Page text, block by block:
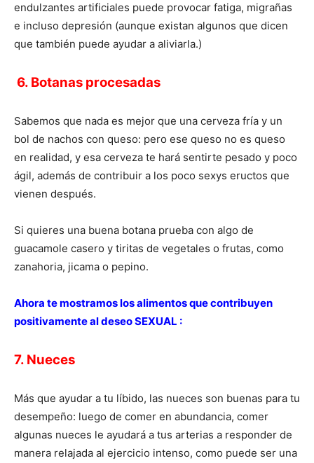
endulzantes artificiales puede provocar fatiga, migrañas
e incluso depresión (aunque existan algunos que dicen
que también puede ayudar a aliviarla.)
6. Botanas procesadas
Sabemos que nada es mejor que una cerveza fría y un
bol de nachos con queso: pero ese queso no es queso
en realidad, y esa cerveza te hará sentirte pesado y poco
ágil, además de contribuir a los poco sexys eructos que
vienen después.
Si quieres una buena botana prueba con algo de
guacamole casero y tiritas de vegetales o frutas, como
zanahoria, jicama o pepino.
Ahora te mostramos los alimentos que contribuyen
positivamente al deseo SEXUAL :
7. Nueces
Más que ayudar a tu líbido, las nueces son buenas para tu
desempeño: luego de comer en abundancia, comer
algunas nueces le ayudará a tus arterias a responder de
manera relajada al ejercicio intenso, como puede ser una